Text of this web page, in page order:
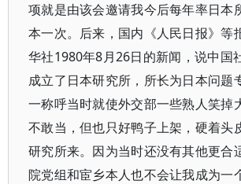
项就是由该会邀请我今后每年率日本
本一次。后来，国内《人民日报》等
华社1980年8月26日的新闻，说中国
成立了日本研究所，所长为日本问题
一称呼当时就使外交部一些熟人笑掉
不敢当，但也只好鸭子上架，硬着头
研究所来。因为当时还没有其他更合
院党组和宦乡本人也不会让我成为一